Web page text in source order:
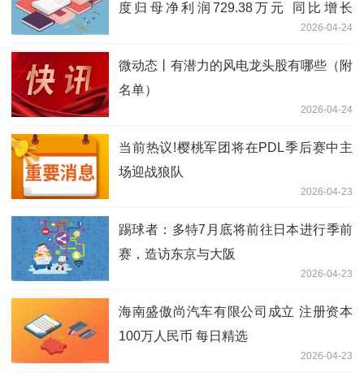
度归母净利润729.38万元 同比增长
2026-04-24
微动态丨有潜力的风电龙头股有哪些（附
名单）
2026-04-24
当前热议!樱桃军团将在PDL季后赛中主
场迎战狼队
2026-04-23
踢球者：多特7月底将前往日本进行季前
赛，造访东京与大阪
2026-04-23
海南盛傲尚汽车有限公司成立 注册资本
100万人民币 每日精选
2026-04-23